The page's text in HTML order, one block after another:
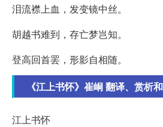
泪流襟上血，发变镜中丝。
胡越书难到，存亡梦岂知。
登高回首罢，形影自相随。
《江上书怀》崔峒 翻译、赏析
江上书怀